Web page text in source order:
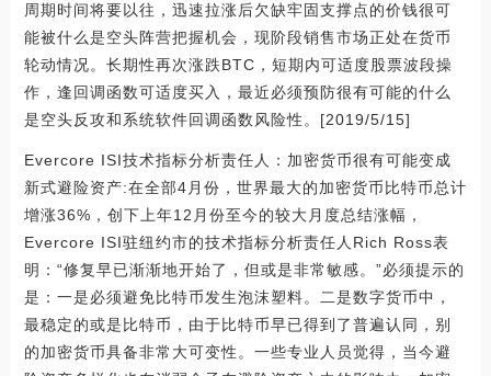
周期时间将要以往，迅速拉涨后欠缺牢固支撑点的价钱很可
能被什么是空头阵营把握机会，现阶段销售市场正处在货币
轮动情况。长期性再次涨跌BTC，短期内可适度股票波段操
作，逢回调函数可适度买入，最近必须预防很有可能的什么
是空头反攻和系统软件回调函数风险性。[2019/5/15]
Evercore ISI技术指标分析责任人：加密货币很有可能变成
新式避险资产:在全部4月份，世界最大的加密货币比特币总计
增涨36%，创下上年12月份至今的较大月度总结涨幅，
Evercore ISI驻纽约市的技术指标分析责任人Rich Ross表
明：“修复早已渐渐地开始了，但或是非常敏感。”必须提示的
是：一是必须避免比特币发生泡沫塑料。二是数字货币中，
最稳定的或是比特币，由于比特币早已得到了普遍认同，别
的加密货币具备非常大可变性。一些专业人员觉得，当今避